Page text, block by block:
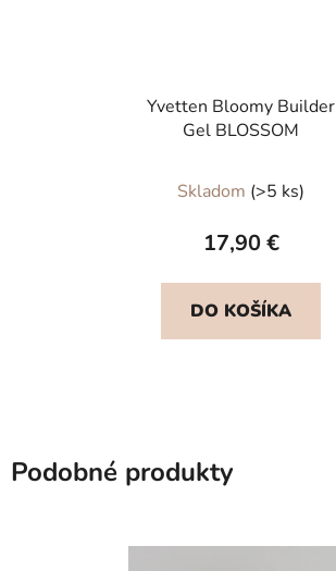
Yvetten Bloomy Builder
Gel BLOSSOM
Skladom (>5 ks)
17,90 €
DO KOŠÍKA
Podobné produkty